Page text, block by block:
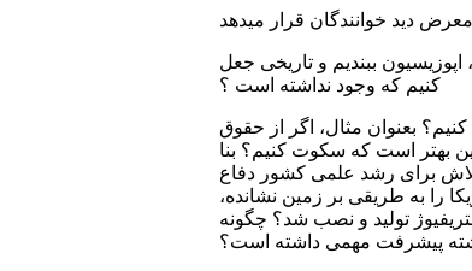
ببندیم و تاریخی جعل
کنیم که وجود نداشته است ؟
بعنوان مثال، اگر از حقوق
بهتر است که سکوت کنیم؟ بنا
تلاش برای رشد علمی کشور دفاع
را به طریقی بر زمین نشانده،
کند که دروغ است؟ پس چگونه هواپیمای بدون سرنشین بر زمین نشست و 19 هزار سانتریفیوژ تولید و نصب شد؟ چگونه
پیشرفت مهمی‌ داشته است؟